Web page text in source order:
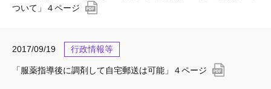
ついて」４ページ
2017/09/19 行政情報等
「服薬指導後に調剤して自宅郵送は可能」４ページ